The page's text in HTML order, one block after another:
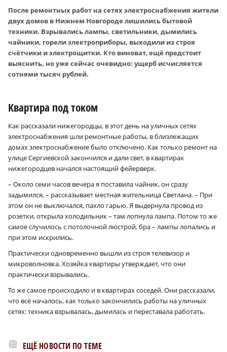
После ремонтных работ на сетях электроснабжения жители
двух домов в Нижнем Новгороде лишились бытовой
техники. Взрывались лампы, светильники, дымились
чайники, горели электроприборы, выходили из строя
счётчики и электрощитки. Кто виноват, ещё предстоит
выяснить, но уже сейчас очевидно: ущерб исчисляется
сотнями тысяч рублей.
Квартира под током
Как рассказали нижегородцы, в этот день на уличных сетях
электроснабжения шли ремонтные работы, в близлежащих
домах электроснабжение было отключено. Как только ремонт на
улице Сергиевской закончился и дали свет, в квартирах
нижегородцев начался настоящий фейерверк.
– Около семи часов вечера я поставила чайник, он сразу
задымился, – рассказывает местная жительница Светлана. – При
этом он не выключался, пахло гарью. Я выдернула провод из
розетки, открыла холодильник – там лопнула лампа. Потом то же
самое случилось с потолочной люстрой, бра – лампы лопались и
при этом искрились.
Практически одновременно вышли из строя телевизор и
микроволновка. Хозяйка квартиры утверждает, что они
практически взрывались.
То же самое происходило и в квартирах соседей. Они рассказали,
что всё началось, как только закончились работы на уличных
сетях: техника взрывалась, дымилась и переставала работать.
ЕЩЁ НОВОСТИ ПО ТЕМЕ